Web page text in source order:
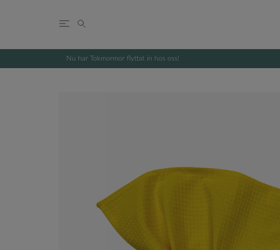
Nu har Tokmormor flyttat in hos oss!